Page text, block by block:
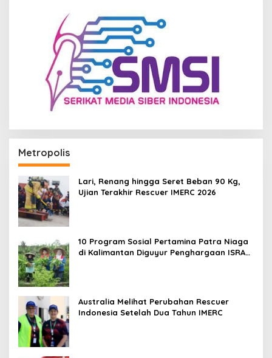
Metropolis
Lari, Renang hingga Seret Beban 90 Kg,
Ujian Terakhir Rescuer IMERC 2026
10 Program Sosial Pertamina Patra Niaga
di Kalimantan Diguyur Penghargaan ISRA
Australia Melihat Perubahan Rescuer
Indonesia Setelah Dua Tahun IMERC